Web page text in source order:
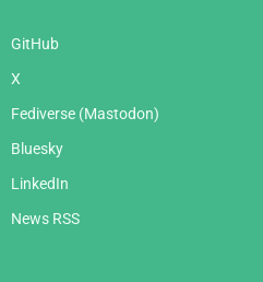
GitHub
X
Fediverse (Mastodon)
Bluesky
LinkedIn
News RSS